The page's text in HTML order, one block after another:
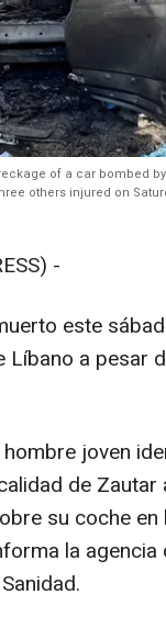
of a car bombed
others injured on
-
este
a pesar
joven
de Zautar
su coche en
la